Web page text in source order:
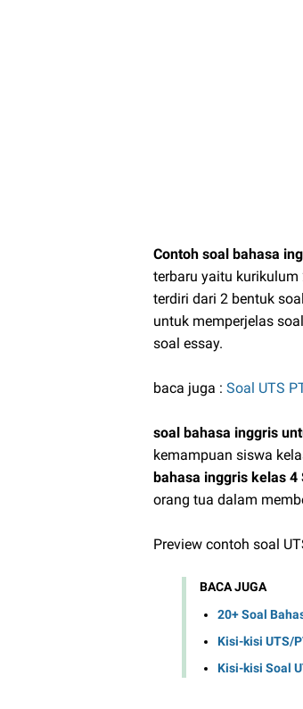
Contoh soal bahasa
terbaru yaitu kurikulum
terdiri dari 2 bentuk
untuk memperjelas
soal essay.
baca juga : Soal UTS
soal bahasa inggris
kemampuan siswa
bahasa inggris kelas 4
orang tua dalam
Preview contoh soal
BACA JUGA
20+ Soal
Kisi-kisi UTS/
Kisi-kisi Soal